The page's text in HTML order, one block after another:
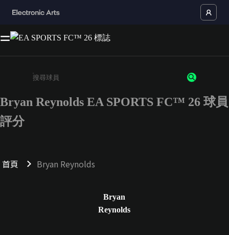
請輸入至少 3 個字元或數字
Bryan Reynolds EA SPORTS FC™ 26 球員
評分
首頁 Bryan Reynolds
Bryan
Reynolds